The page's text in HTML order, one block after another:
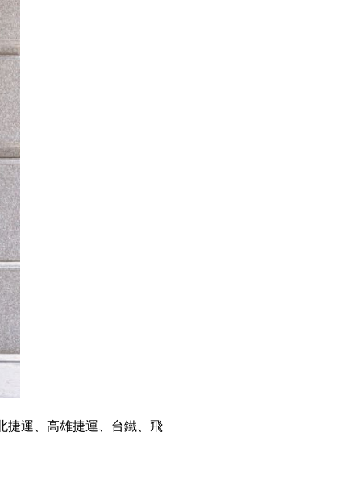
捷運、高雄捷運、台鐵、飛